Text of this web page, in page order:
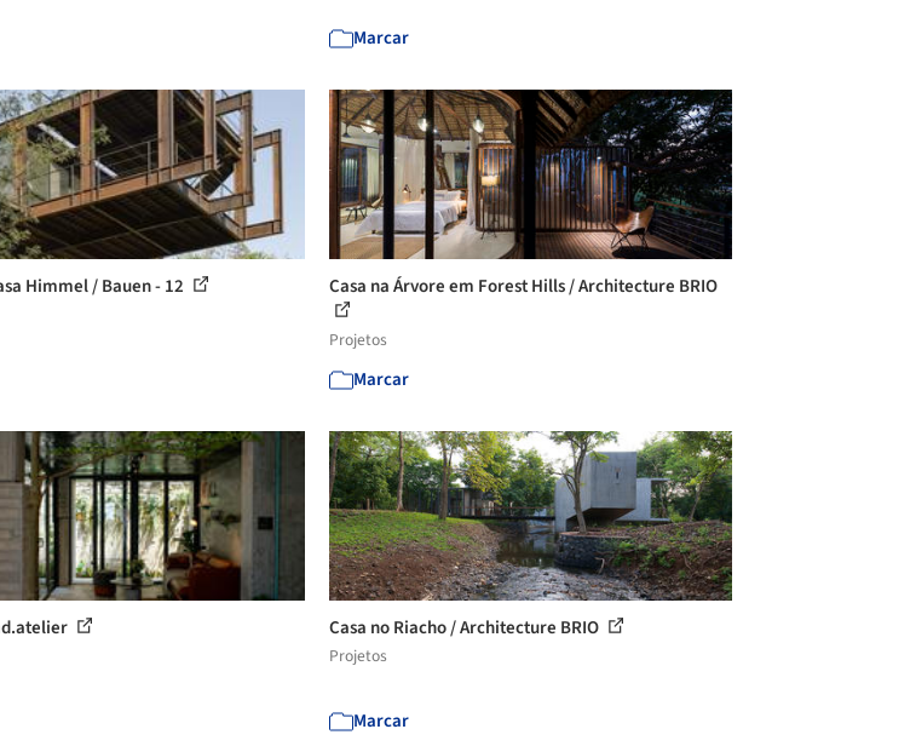
Marcar
Himmel / Bauen - 12 Casa na Árvore em Forest Hills / Architecture BRIO
Projetos
Marcar
Casa no Riacho / Architecture BRIO
Projetos
Marcar